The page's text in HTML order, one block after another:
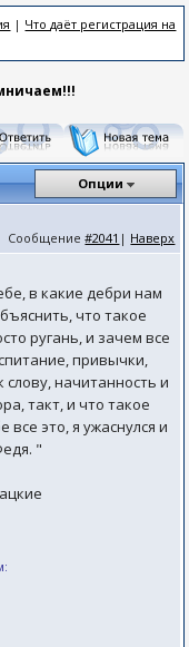
| Что даёт регистрация на
Опции
Сообщение#2041 | Наверх
в какие дебри нам
что такое
ругань, и зачем все
привычки,
слову, начитанность и
такт, и что такое
все это, я ужаснулся и
"